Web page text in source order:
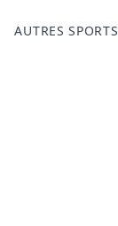
AUTRES SPORTS